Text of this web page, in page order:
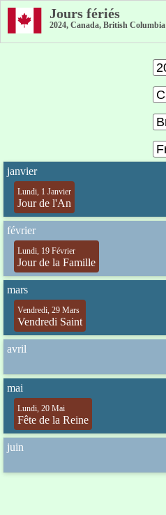
Jours fériés
2024, Canada, British Columbia
janvier
Lundi, 1 Janvier
Jour de l'An
février
Lundi, 19 Février
Jour de la Famille
mars
Vendredi, 29 Mars
Vendredi Saint
avril
mai
Lundi, 20 Mai
Fête de la Reine
juin